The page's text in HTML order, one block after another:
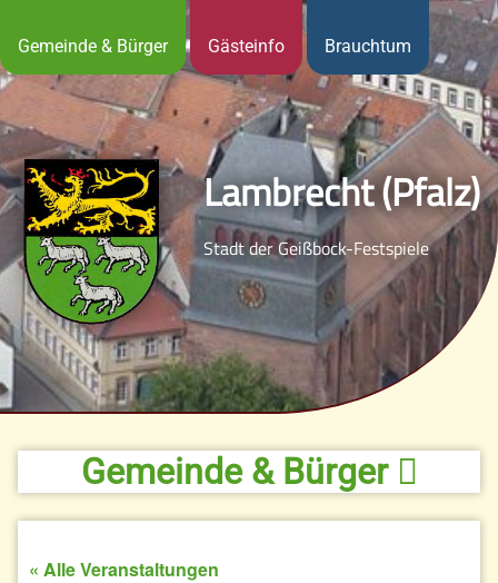
Gemeinde & Bürger Gästeinfo Brauchtum
Lambrecht (Pfalz)
Stadt der Geißbock-Festspiele
Gemeinde & Bürger
« Alle Veranstaltungen